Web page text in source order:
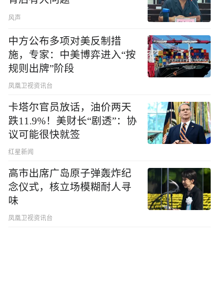
风声
中方公布多项对美反制措
施，专家：中美博弈进入“按
规则出牌”阶段
凤凰卫视资讯台
卡塔尔官员放话，油价两天
跌11.9%！美财长“剧透”：协
议可能很快就签
红星新闻
高市出席广岛原子弹轰炸纪
念仪式，核立场模糊耐人寻
味
凤凰卫视资讯台